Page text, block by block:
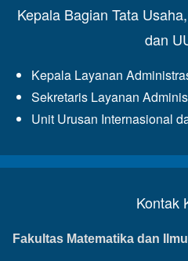
Kepala Bagian Tata
dan
Kepala Layanan
Sekretaris Layanan
Unit Urusan Internasional
Kontak
Fakultas Matematika dan Ilmu